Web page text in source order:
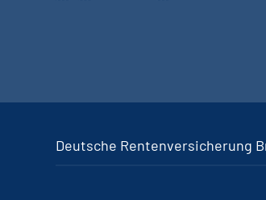
Deutsche Rentenversicherung